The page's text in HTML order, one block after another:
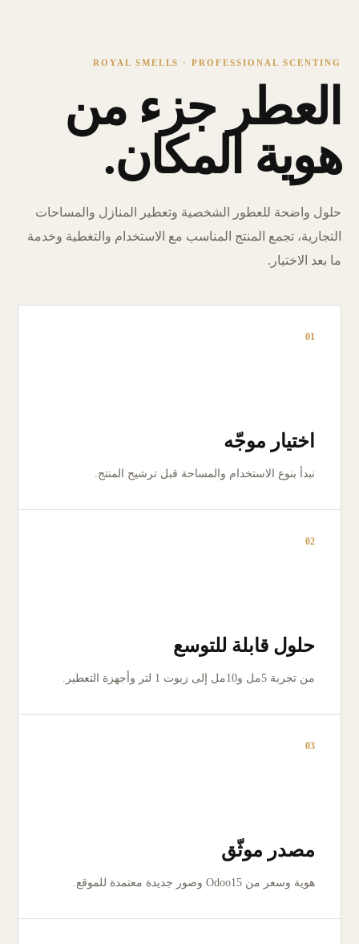
ROYAL SMELLS · PROFESSIONAL SCENTING
العطر جزء من
هوية المكان.
حلول واضحة للعطور الشخصية وتعطير المنازل والمساحات
التجارية، تجمع المنتج المناسب مع الاستخدام والتغطية وخدمة
ما بعد الاختيار.
01
اختيار موجّه
نبدأ بنوع الاستخدام والمساحة قبل ترشيح المنتج.
02
حلول قابلة للتوسع
من تجربة 5مل و10مل إلى زيوت 1 لتر وأجهزة التعطير.
03
مصدر موثّق
هوية وسعر من Odoo15 وصور جديدة معتمدة للموقع.